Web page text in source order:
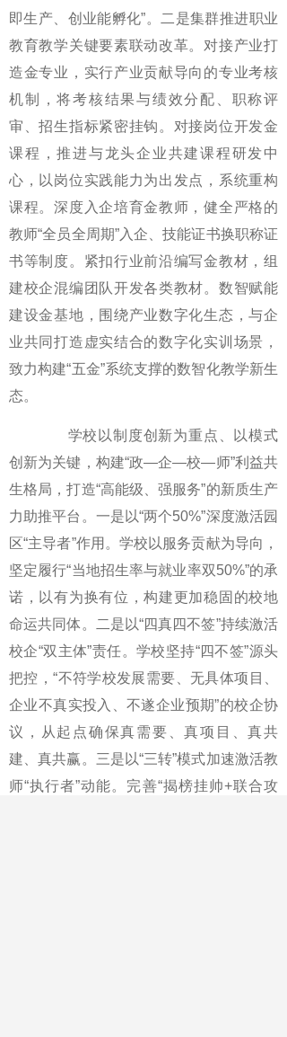
即生产、创业能孵化”。二是集群推进职业
教育教学关键要素联动改革。对接产业打
造金专业，实行产业贡献导向的专业考核
机制，将考核结果与绩效分配、职称评
审、招生指标紧密挂钩。对接岗位开发金
课程，推进与龙头企业共建课程研发中
心，以岗位实践能力为出发点，系统重构
课程。深度入企培育金教师，健全严格的
教师“全员全周期”入企、技能证书换职称证
书等制度。紧扣行业前沿编写金教材，组
建校企混编团队开发各类教材。数智赋能
建设金基地，围绕产业数字化生态，与企
业共同打造虚实结合的数字化实训场景，
致力构建“五金”系统支撑的数智化教学新生
态。
学校以制度创新为重点、以模式
创新为关键，构建“政—企—校—师”利益共
生格局，打造“高能级、强服务”的新质生产
力助推平台。一是以“两个50%”深度激活园
区“主导者”作用。学校以服务贡献为导向，
坚定履行“当地招生率与就业率双50%”的承
诺，以有为换有位，构建更加稳固的校地
命运共同体。二是以“四真四不签”持续激活
校企“双主体”责任。学校坚持“四不签”源头
把控，“不符学校发展需要、无具体项目、
企业不真实投入、不遂企业预期”的校企协
议，从起点确保真需要、真项目、真共
建、真共赢。三是以“三转”模式加速激活教
师“执行者”动能。完善“揭榜挂帅+联合攻